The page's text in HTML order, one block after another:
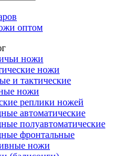
оптом
ножи
ножи
и тактические
ножи
реплики ножей
автоматические
полуавтоматические
фронтальные
ножи